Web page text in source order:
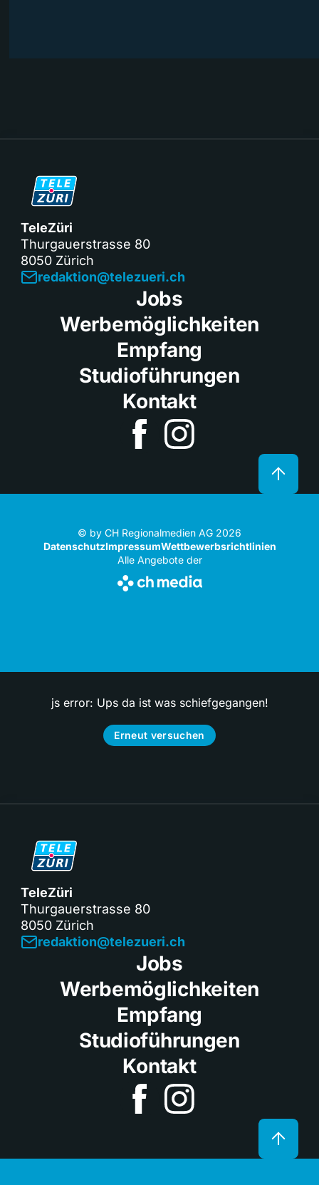
TeleZüri
Thurgauerstrasse 80
8050 Zürich
redaktion@telezueri.ch
Jobs
Werbemöglichkeiten
Empfang
Studioführungen
Kontakt
© by CH Regionalmedien AG 2026
DatenschutzImpressumWettbewerbsrichtlinien
Alle Angebote der
js error: Ups da ist was schiefgegangen!
Erneut versuchen
TeleZüri
Thurgauerstrasse 80
8050 Zürich
redaktion@telezueri.ch
Jobs
Werbemöglichkeiten
Empfang
Studioführungen
Kontakt